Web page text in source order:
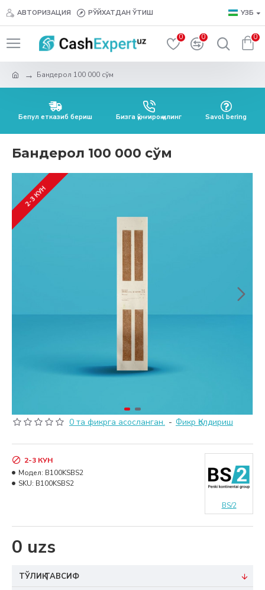
АВТОРИЗАЦИЯ РЎЙХАТДАН ЎТИШ УЗБ
0 0 0
Бандерол 100 000 сўм
Бепул етказиб бериш Бизга қўнғироқ қилинг Savol bering
Бандерол 100 000 сўм
2-3 КУН
0 та фикрга асосланган. - Фикр Қолдириш
0 uzs
2-3 КУН
Модел: B100KSBS2
SKU: B100KSBS2
BS/2
ТЎЛИҚ ТАВСИФ